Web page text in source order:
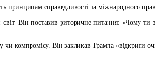
принципам справедливості та міжнародного
Він поставив риторичне питання: «Чому ти
компромісу. Він закликав Трампа «відкрити